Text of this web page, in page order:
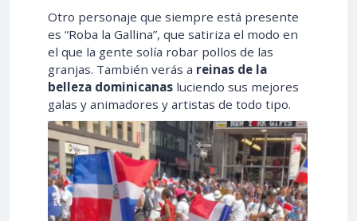
Otro personaje que siempre está presente
es “Roba la Gallina”, que satiriza el modo en
el que la gente solía robar pollos de las
granjas. También verás a reinas de la
belleza dominicanas luciendo sus mejores
galas y animadores y artistas de todo tipo.